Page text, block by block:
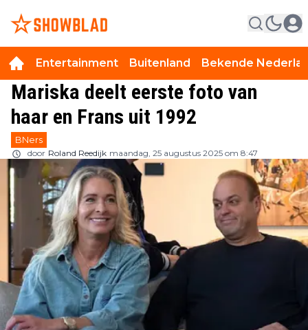
Entertainment Buitenland Bekende
Mariska deelt eerste foto van
haar en Frans uit 1992
BNers
door Roland Reedijk maandag, 25 augustus 2025 om 8:47